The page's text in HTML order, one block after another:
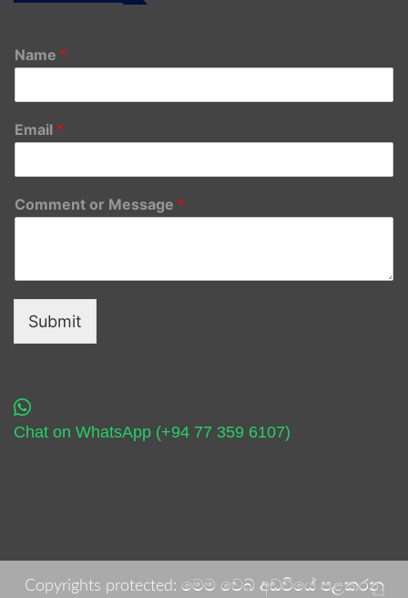
Name *
Email *
Comment or Message *
Submit
Chat on WhatsApp (+94 77 359 6107)
Copyrights protected: මෙම වෙබ් අඩවියේ පළකරනු